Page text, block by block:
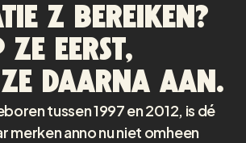
Z bereiken?
ze eerst,
daarna aan.
tussen 1997 en 2012, is dé
merken anno nu niet omheen